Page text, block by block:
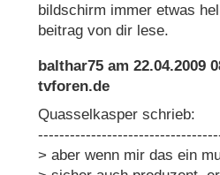
bildschirm immer etwas
beitrag von dir lese.
balthar75 am22.04.2009
tvforen.de
Quasselkasper schrieb:
> aber wenn mir das ein